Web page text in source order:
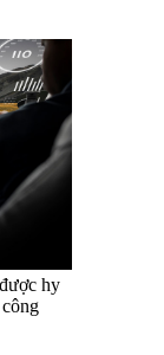
hy